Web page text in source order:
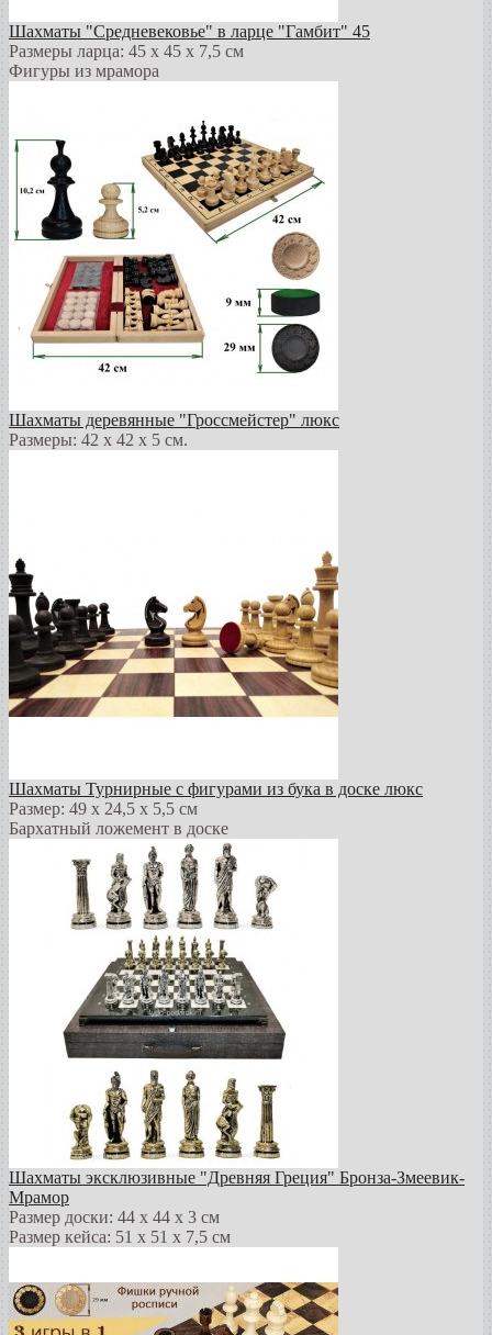
Шахматы "Средневековье" в ларце "Гамбит" 45
Размеры ларца: 45 x 45 х 7,5 см
Фигуры из мрамора
Шахматы деревянные "Гроссмейстер" люкс
Размеры: 42 x 42 x 5 см.
Шахматы Турнирные с фигурами из бука в доске люкс
Размер: 49 х 24,5 х 5,5 см
Бархатный ложемент в доске
Шахматы эксклюзивные "Древняя Греция" Бронза-Змеевик-
Мрамор
Размер доски: 44 х 44 х 3 см
Размер кейса: 51 х 51 х 7,5 см